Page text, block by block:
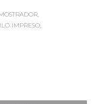
IMPRESO